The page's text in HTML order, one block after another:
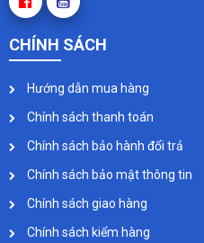
CHÍNH SÁCH
Hướng dẫn mua hàng
Chính sách thanh toán
Chính sách bảo hành đổi trả
Chính sách bảo mật thông tin
Chính sách giao hàng
Chính sách kiểm hàng